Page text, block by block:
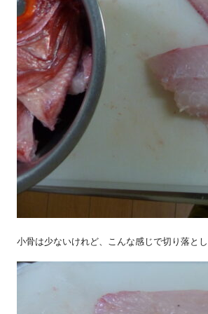
小骨は少ないけれど、こんな感じで切り落と